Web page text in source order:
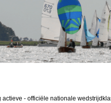
- officiële nationale